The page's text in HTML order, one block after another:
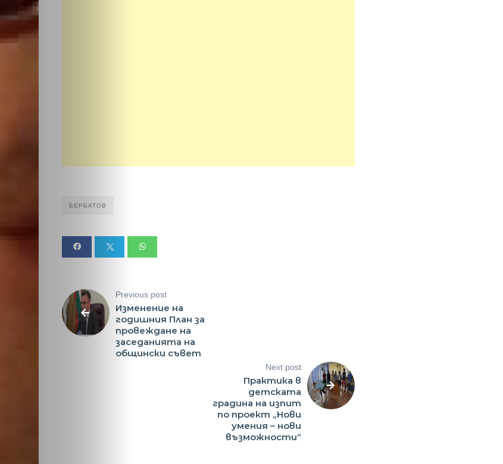
БЕРБАТОВ
Previous post
Изменение на
годишния План за
провеждане на
заседанията на
общински съвет
Next post
Практика в
детската
градина на изпит
по проект „Нови
умения – нови
възможности“